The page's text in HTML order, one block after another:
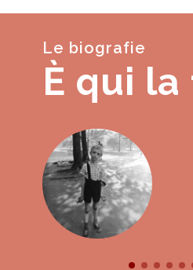
Le biografie
È qui la